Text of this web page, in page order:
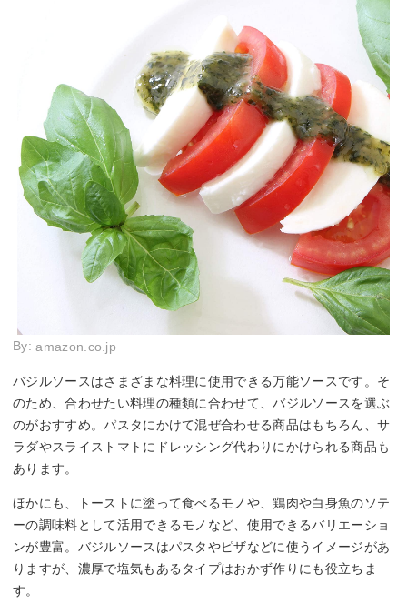
By:amazon.co.jp
バジルソースはさまざまな料理に使用できる万能ソースです。そ
のため、合わせたい料理の種類に合わせて、バジルソースを選ぶ
のがおすすめ。パスタにかけて混ぜ合わせる商品はもちろん、サ
ラダやスライストマトにドレッシング代わりにかけられる商品も
あります。
ほかにも、トーストに塗って食べるモノや、鶏肉や白身魚のソテ
ーの調味料として活用できるモノなど、使用できるバリエーショ
ンが豊富。バジルソースはパスタやピザなどに使うイメージがあ
りますが、濃厚で塩気もあるタイプはおかず作りにも役立ちま
す。